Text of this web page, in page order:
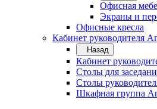
Офисная
Экраны и
Офисные кресла
Кабинет руководителя
Назад
Кабинет
Столы для
Столы
Шкафная группа